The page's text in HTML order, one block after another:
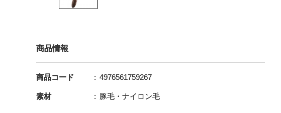
商品情報
商品コード 4976561759267
素材 豚毛・ナイロン毛